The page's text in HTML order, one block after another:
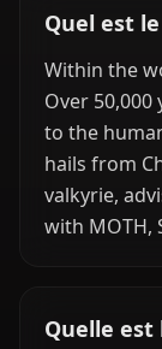
Quel est
Within the
Over
to the
hails from
valkyrie,
with MOTH,
Quelle est